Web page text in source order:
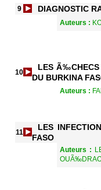
9 DIAGNOSTIC
Auteurs :
10
LES Ã‰CHECS
DU BURKINA
Auteurs :
11
LES
FASO
Auteurs :